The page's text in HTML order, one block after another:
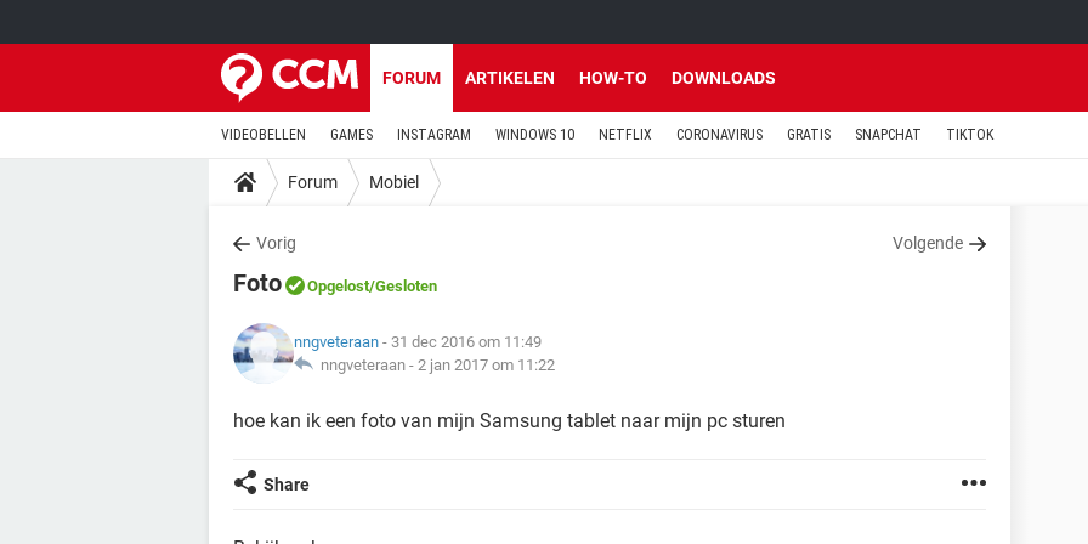
FORUM ARTIKELEN HOW-TO DOWNLOADS
VIDEOBELLEN GAMES INSTAGRAM WINDOWS 10 NETFLIX CORONAVIRUS GRATIS SNAPCHAT TIKTOK
Forum Mobiel
Vorig Volgende
Foto Opgelost/Gesloten
nngveteraan - 31 dec 2016 om 11:49
nngveteraan - 2 jan 2017 om 11:22
hoe kan ik een foto van mijn Samsung tablet naar mijn pc sturen
Share